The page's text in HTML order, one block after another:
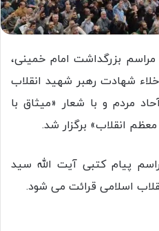
بزرگداشت امام خمینی،
شهادت رهبر شهید انقلاب
مردم و با شعار «میثاق با
انقلاب» برگزار شد.
پیام کتبی آیت الله سید
اسلامی قرائت می شود.